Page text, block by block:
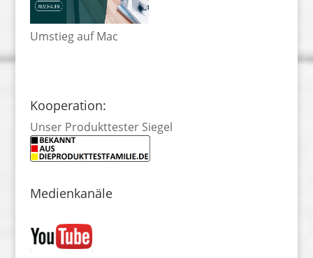
Umstieg auf Mac
Kooperation:
Unser Produkttester Siegel
Medienkanäle